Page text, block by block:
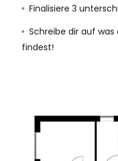
Finalisiere 3
Schreibe dir auf
findest!